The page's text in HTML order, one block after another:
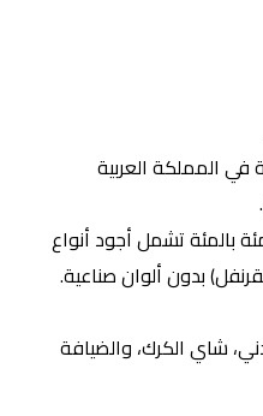
في المملكة العربية
بالمئة تشمل أجود أنواع
بدون ألوان صناعية.
شاي الكرك، والضيافة